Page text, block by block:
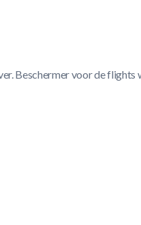
Beschermer voor de flights